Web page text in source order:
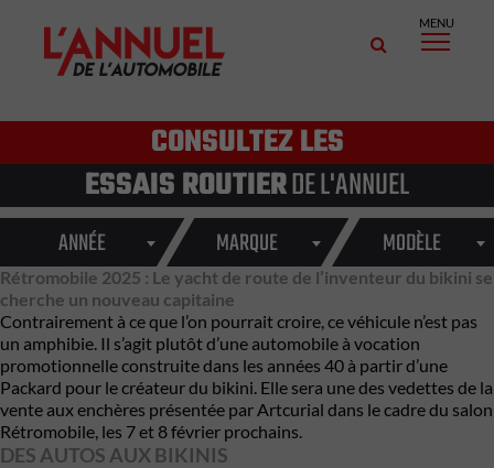
MENU
CONSULTEZ LES
ESSAIS ROUTIERDE L'ANNUEL
ANNÉE MARQUE MODÈLE
Rétromobile 2025 : Le yacht de route de l’inventeur du bikini se
cherche un nouveau capitaine
Contrairement à ce que l’on pourrait croire, ce véhicule n’est pas
un amphibie. Il s’agit plutôt d’une automobile à vocation
promotionnelle construite dans les années 40 à partir d’une
Packard pour le créateur du bikini. Elle sera une des vedettes de la
vente aux enchères présentée par Artcurial dans le cadre du salon
Rétromobile, les 7 et 8 février prochains.
DES AUTOS AUX BIKINIS